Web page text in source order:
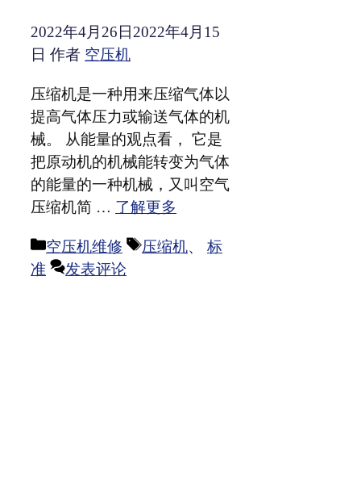
2022年4月26日 2022年4月15
日 作者 空压机
压缩机是一种用来压缩气体以
提高气体压力或输送气体的机
械。 从能量的观点看， 它是
把原动机的机械能转变为气体
的能量的一种机械，又叫空气
压缩机简 … 了解更多
分
类
空压机维修
标
压缩机、 标
准
发表评论